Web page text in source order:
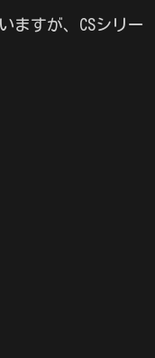
ますが、CSシリー